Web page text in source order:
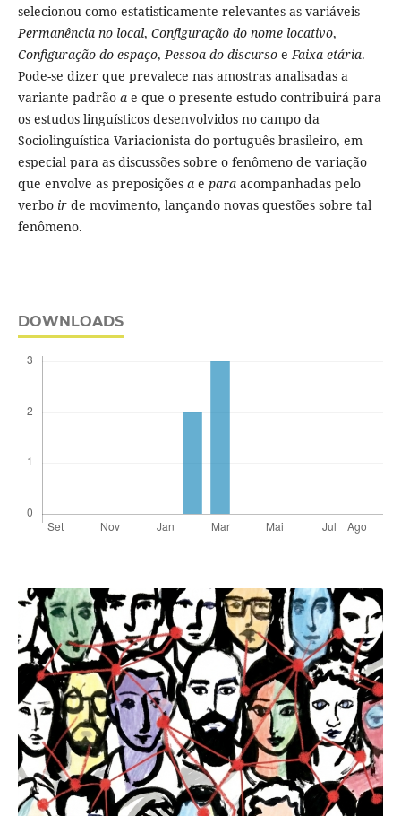
selecionou como estatisticamente relevantes as variáveis
Permanência no local, Configuração do nome locativo,
Configuração do espaço,Pessoa do discursoeFaixa etária.
Pode-se dizer que prevalece nas amostras analisadas a
variante padrão ae que o presente estudo contribuirá para
os estudos linguísticos desenvolvidos no campo da
Sociolinguística Variacionista do português brasileiro, em
especial para as discussões sobre o fenômeno de variação
que envolve as preposições ae para acompanhadas pelo
verbo irde movimento, lançando novas questões sobre tal
fenômeno.
DOWNLOADS